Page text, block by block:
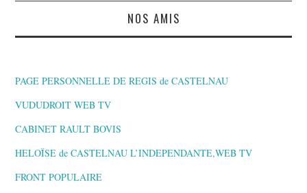
NOS AMIS
PAGE PERSONNELLE DE REGIS de CASTELNAU
VUDUDROIT WEB TV
CABINET RAULT BOVIS
HELOÏSE de CASTELNAU L’INDEPENDANTE,WEB TV
FRONT POPULAIRE